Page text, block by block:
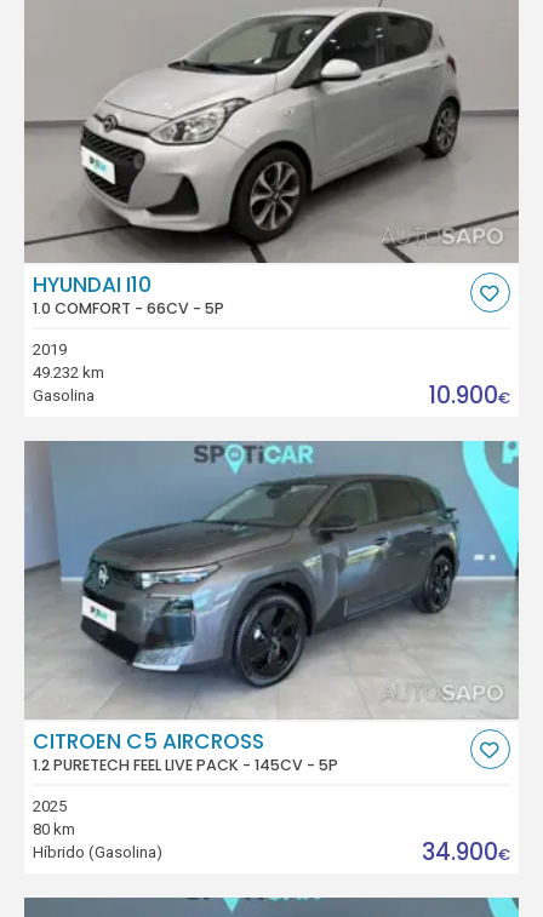
HYUNDAI I10
1.0 COMFORT - 66CV - 5P
2019
49.232 km
Gasolina
10.900€
CITROEN C5 AIRCROSS
1.2 PURETECH FEEL LIVE PACK - 145CV - 5P
2025
80 km
Híbrido (Gasolina)
34.900€